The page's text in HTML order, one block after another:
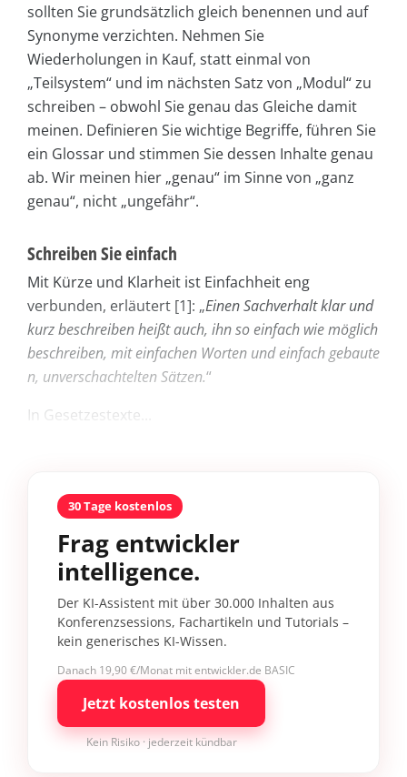
sollten Sie grundsätzlich gleich benennen und auf
Synonyme verzichten. Nehmen Sie
Wiederholungen in Kauf, statt einmal von
„Teilsystem“ und im nächsten Satz von „Modul“ zu
schreiben – obwohl Sie genau das Gleiche damit
meinen. Definieren Sie wichtige Begriffe, führen Sie
ein Glossar und stimmen Sie dessen Inhalte genau
ab. Wir meinen hier „genau“ im Sinne von „ganz
genau“, nicht „ungefähr“.
Schreiben Sie einfach
Mit Kürze und Klarheit ist Einfachheit eng
verbunden, erläutert [1]: „Einen Sachverhalt klar und
kurz beschreiben heißt auch, ihn so einfach wie möglich
beschreiben, mit einfachen Worten und einfach gebaute
n, unverschachtelten Sätzen.“
In Gesetzestexte...
30 Tage kostenlos
Frag entwickler
intelligence.
Der KI-Assistent mit über 30.000 Inhalten aus
Konferenzsessions, Fachartikeln und Tutorials –
kein generisches KI-Wissen.
Danach 19,90 €/Monat mit entwickler.de BASIC
Jetzt kostenlos testen
Kein Risiko · jederzeit kündbar